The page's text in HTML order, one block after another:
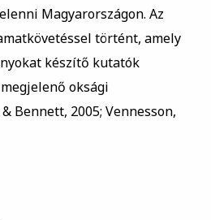
Magyarországon. Az
történt, amely
készítő kutatók
oksági
Bennett, 2005; Vennesson,